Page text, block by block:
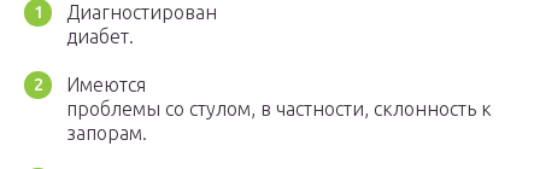
Диагностирован
диабет.
Имеются
проблемы со стулом, в частности, склонность к
запорам.